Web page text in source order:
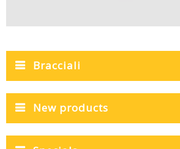
Bracciali
New products